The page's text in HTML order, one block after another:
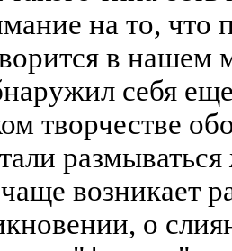
на то, что
в нашем
себя
творчестве
возникает
о